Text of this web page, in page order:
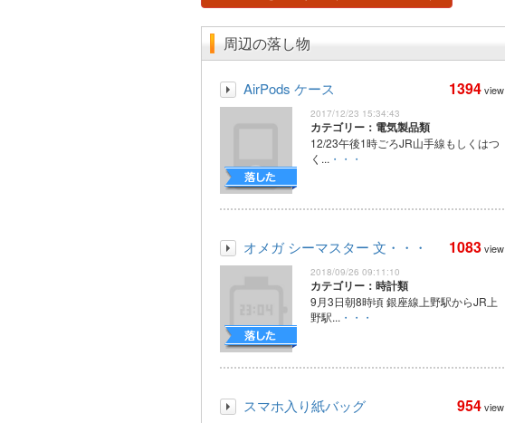
周辺の落し物
AirPods ケース 1394view
2017/12/23 15:34:43
カテゴリー：電気製品類
12/23午後1時ごろJR山手線もしくはつ
く... ・・・
オメガ シーマスター 文・・・ 1083view
2018/09/26 09:11:10
カテゴリー：時計類
9月3日朝8時頃 銀座線上野駅からJR上
野駅... ・・・
スマホ入り紙バッグ 954view